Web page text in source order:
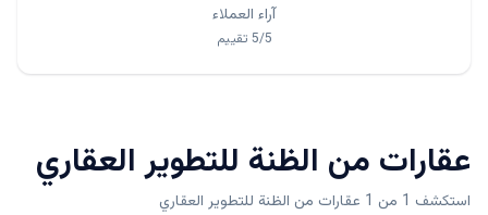
آراء العملاء
5/5 تقييم
عقارات من الظنة للتطوير العقاري
استكشف 1 من 1 عقارات من الظنة للتطوير العقاري